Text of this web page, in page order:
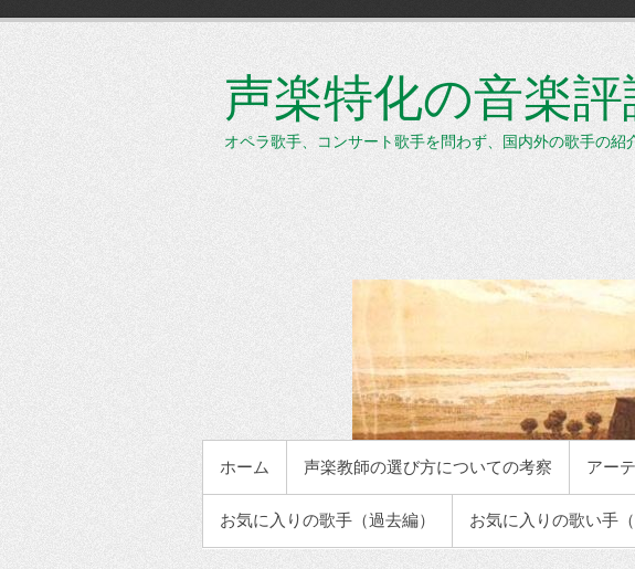
プ
声楽特化の音楽評
オペラ歌手、コンサート歌手を問わず、国内外の歌手の紹
メインメニュー
ホーム 声楽教師の選び方についての考察 アー
お気に入りの歌手（過去編） お気に入りの歌い手（